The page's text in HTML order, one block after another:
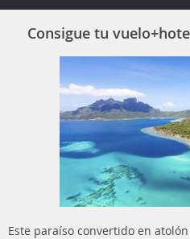
Consigue tu
Este paraíso convertido en